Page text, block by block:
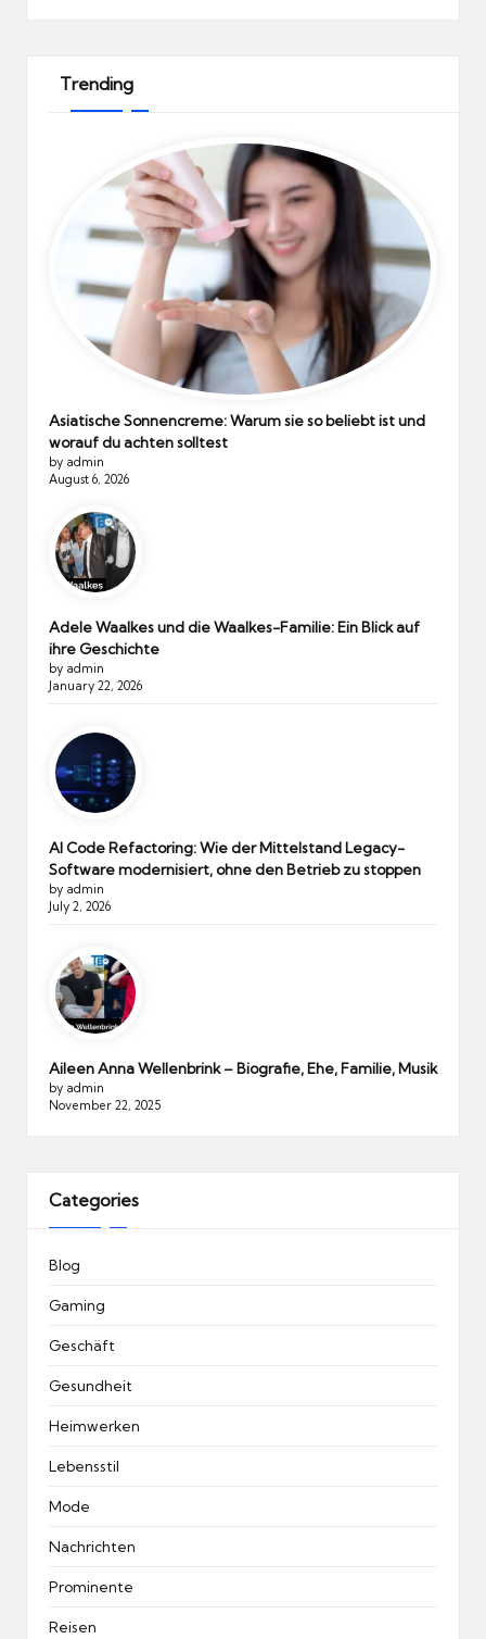
Trending
Asiatische Sonnencreme: Warum sie so beliebt ist und
worauf du achten solltest
by admin
August 6, 2026
Adele Waalkes und die Waalkes-Familie: Ein Blick auf
ihre Geschichte
by admin
January 22, 2026
AI Code Refactoring: Wie der Mittelstand Legacy-
Software modernisiert, ohne den Betrieb zu stoppen
by admin
July 2, 2026
Aileen Anna Wellenbrink – Biografie, Ehe, Familie, Musik
by admin
November 22, 2025
Categories
Blog
Gaming
Geschäft
Gesundheit
Heimwerken
Lebensstil
Mode
Nachrichten
Prominente
Reisen